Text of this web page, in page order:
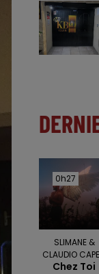
0h27
0h27
SLIMANE &
CLAUDIO
Chez Toi